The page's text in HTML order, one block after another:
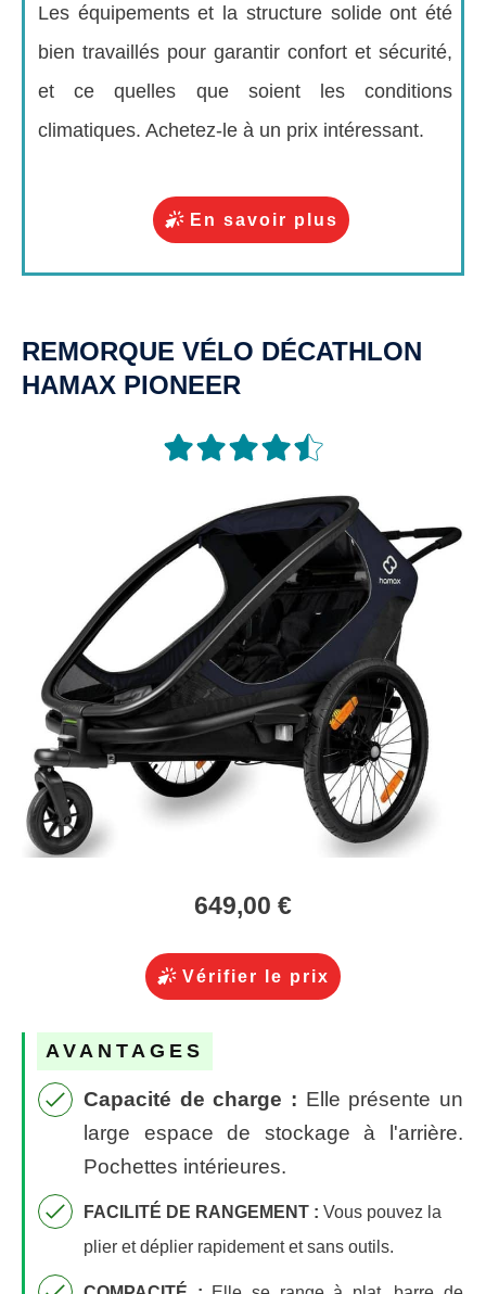
Les équipements et la structure solide ont été
bien travaillés pour garantir confort et sécurité,
et ce quelles que soient les conditions
climatiques. Achetez-le à un prix intéressant.
En savoir plus
REMORQUE VÉLO DÉCATHLON
HAMAX PIONEER
649,00 €
Vérifier le prix
AVANTAGES
Capacité de charge : Elle présente un
large espace de stockage à l'arrière.
Pochettes intérieures.
FACILITÉ DE RANGEMENT : Vous pouvez la
plier et déplier rapidement et sans outils.